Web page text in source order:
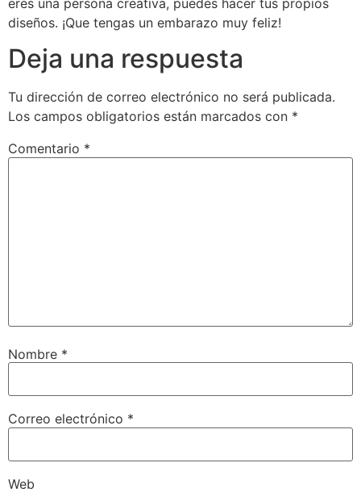
diseños. ¡Que tengas un embarazo muy feliz!
Deja una respuesta
Tu dirección de correo electrónico no será publicada.
Los campos obligatorios están marcados con *
Comentario *
Nombre *
Correo electrónico *
Web